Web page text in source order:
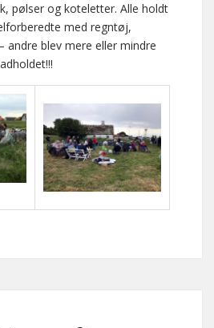
pølser og koteletter. Alle holdt
med regntøj,
andre blev mere eller mindre